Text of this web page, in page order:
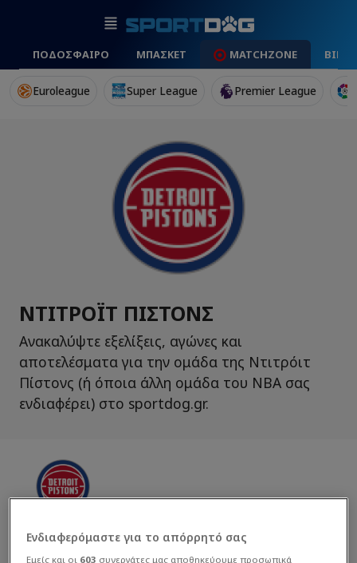
ΠΟΔΟΣΦΑΙΡΟ ΜΠΑΣΚΕΤ MATCHZONE
Euroleague Super League Premier League
ΝΤΙΤΡΌΙΤ ΠΊΣΤΟΝΣ
Ανακαλύψτε εξελίξεις, αγώνες και
αποτελέσματα για την ομάδα της Ντιτρόιτ
Πίστονς (ή όποια άλλη ομάδα του ΝΒΑ σας
ενδιαφέρει) στο sportdog.gr.
Ενδιαφερόμαστε για το απόρρητό σας
Εμείς και οι 603 συνεργάτες μας αποθηκεύουμε προσωπικά